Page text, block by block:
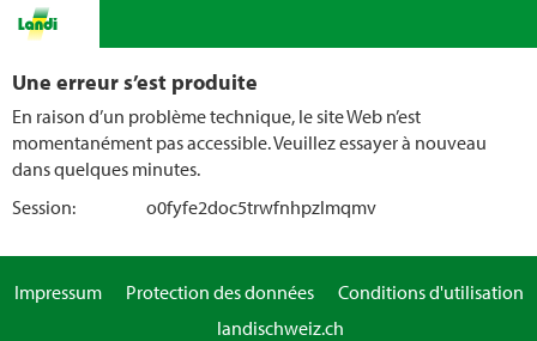
Une erreur s’est produite
En raison d’un problème technique, le site Web n’est
momentanément pas accessible. Veuillez essayer à nouveau
dans quelques minutes.
Session:
o0fyfe2doc5trwfnhpzlmqmv
Impressum Protection des données
Conditions d'utilisation
landischweiz.ch